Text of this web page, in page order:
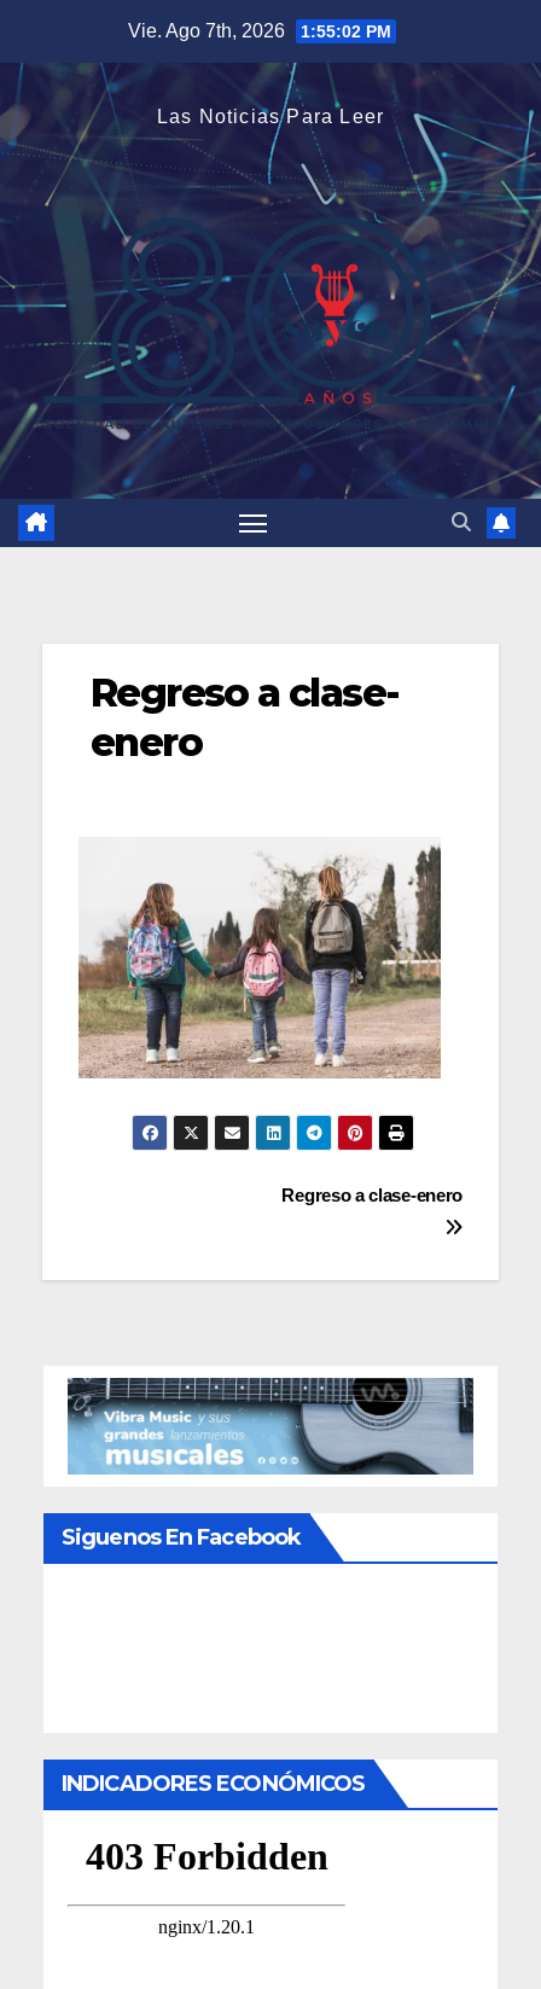
contenido
Vie. Ago 7th, 2026 1:55:02 PM
Las Noticias Para Leer
Regreso a clase-
enero
NavegaciónRegreso a clase-enero
Siguenos En Facebook
INDICADORES ECONÓMICOS